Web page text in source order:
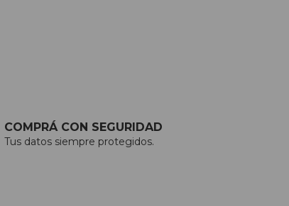
COMPRÁ CON SEGURIDAD
Tus datos siempre protegidos.